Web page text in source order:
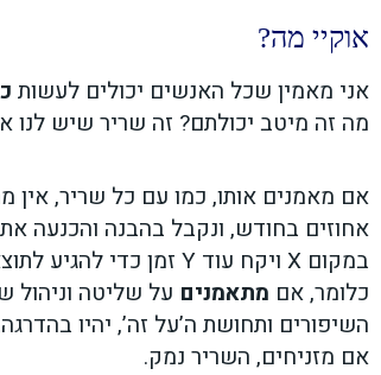
אוקיי מה?
אני מאמין שכל האנשים יכולים לעשות
מה זה מיטב יכולתם? זה שריר שיש לנו
אם מאמנים אותו, כמו עם כל שריר, אין
אחוזים בחודש, ונקבל בהבנה והכנעה
במקום X ויקח עוד Y זמן כדי להגיע לתוצאה מרחיקת הלכת Z.
כלומר, אם מתאמנים על שליטה וניהול
השיפורים ותחושת ה’על זה’, יהיו בהדרגה,
אם מזניחים, השריר נמק.